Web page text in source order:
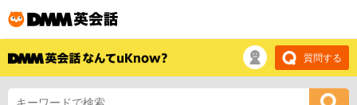
質問する